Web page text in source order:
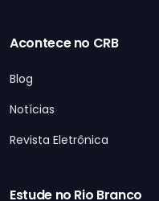
Acontece no CRB
Blog
Notícias
Revista Eletrônica
Estude no Rio Branco